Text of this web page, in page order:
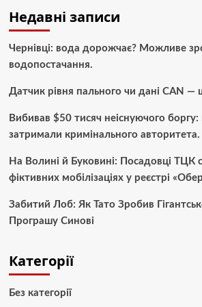
Недавні записи
Чернівці: вода дорожчає? Можливе
водопостачання.
Датчик рівня пального чи дані CAN —
Вибивав $50 тисяч неіснуючого боргу:
затримали кримінального авторитета.
На Волині й Буковині: Посадовці ТЦК
фіктивних мобілізаціях у реєстрі
Забитий Лоб: Як Тато Зробив
Програшу Синові
Категорії
Без категорії